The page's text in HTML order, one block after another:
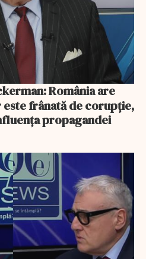
frânată de corupție,
propagandei